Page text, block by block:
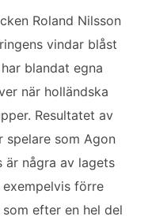
Roland Nilsson
vindar blåst
blandat egna
när holländska
Resultatet av
spelare som Agon
är några av lagets
förre
efter en hel del